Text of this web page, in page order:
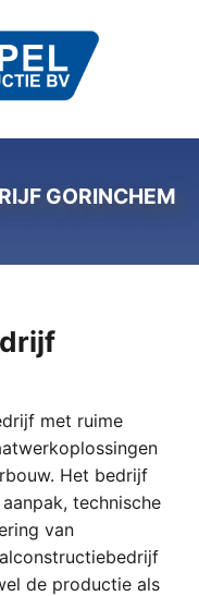
GORINCHEM
met ruime
Het bedrijf
technische
van
de productie als